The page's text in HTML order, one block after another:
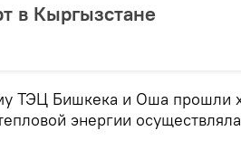
в Кыргызстане
ТЭЦ Бишкека и Оша прошли
энергии